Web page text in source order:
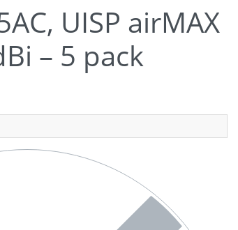
UISP airMAX
– 5 pack